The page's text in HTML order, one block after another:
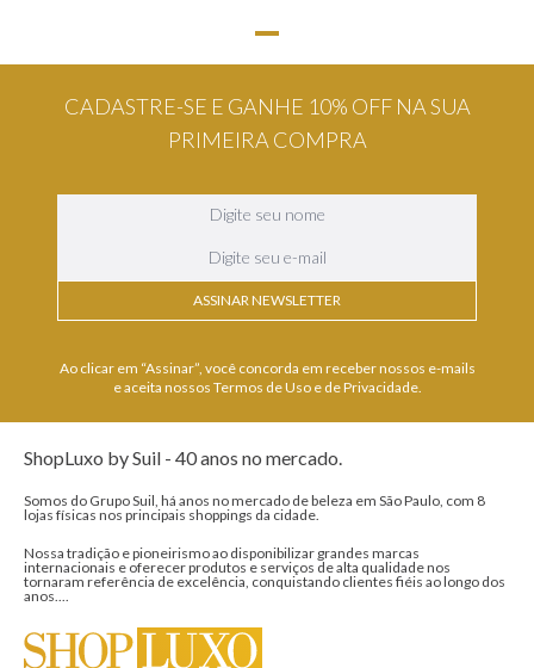
CADASTRE-SE E GANHE 10% OFF NA SUA
PRIMEIRA COMPRA
ASSINAR NEWSLETTER
Ao clicar em “Assinar”, você concorda em receber nossos e-mails
e aceita nossos Termos de Uso e de Privacidade.
ShopLuxo by Suil - 40 anos no mercado.
Somos do Grupo Suil, há anos no mercado de beleza em São Paulo, com 8
lojas físicas nos principais shoppings da cidade.
Nossa tradição e pioneirismo ao disponibilizar grandes marcas
internacionais e oferecer produtos e serviços de alta qualidade nos
tornaram referência de excelência, conquistando clientes fiéis ao longo dos
anos....